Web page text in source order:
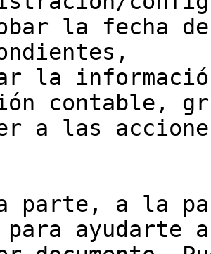
la fecha
la
contable,
a las
parte, a la
ayudarte